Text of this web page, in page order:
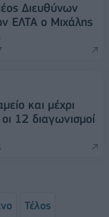
Διευθύνων
ΕΛΤΑ ο Μιχάλης
και μέχρι
12 διαγωνισμοί
Τέλος